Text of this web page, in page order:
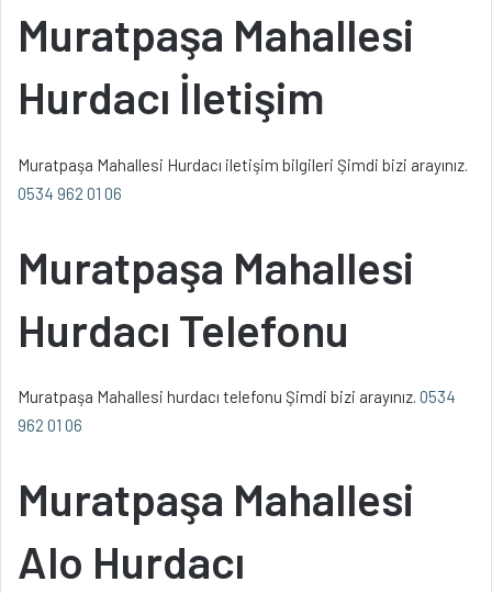
Muratpaşa Mahallesi
Hurdacı İletişim
Muratpaşa Mahallesi Hurdacı iletişim bilgileri Şimdi bizi arayınız.
0534 962 01 06
Muratpaşa Mahallesi
Hurdacı Telefonu
Muratpaşa Mahallesi hurdacı telefonu Şimdi bizi arayınız. 0534
962 01 06
Muratpaşa Mahallesi
Alo Hurdacı